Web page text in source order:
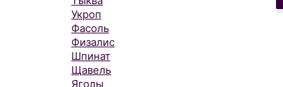
Укроп
Фасоль
Физалис
Шпинат
Щавель
Ягоды